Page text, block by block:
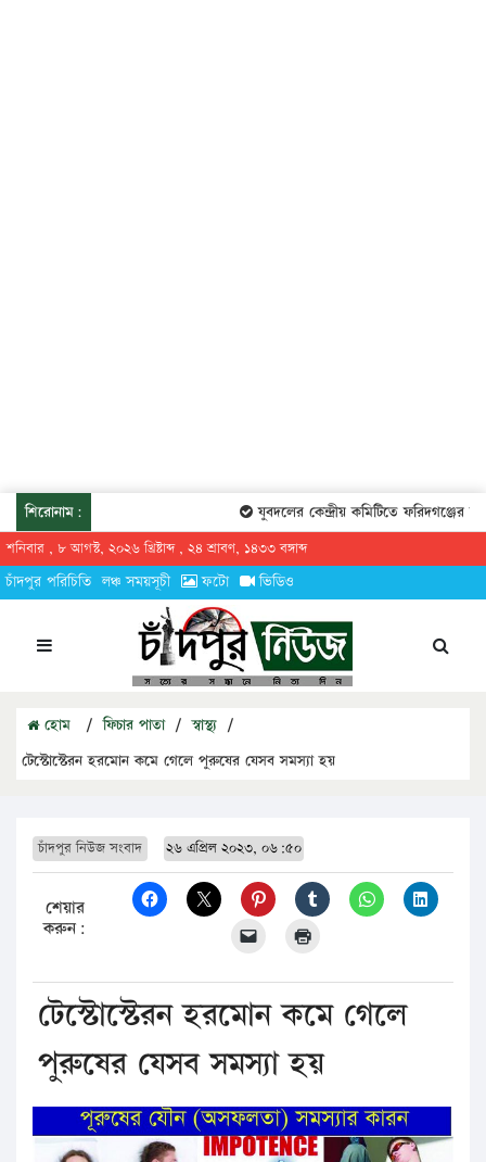
শিরোনাম: যুবদলের কেন্দ্রীয় কমিটিতে ফরিদগঞ্জের তারেকুর
শনিবার , ৮ আগস্ট, ২০২৬ খ্রিষ্টাব্দ , ২৪ শ্রাবণ, ১৪৩৩ বঙ্গাব্দ
চাঁদপুর পরিচিতি লঞ্চ সময়সূচী ফটো ভিডিও
হোম / ফিচার পাতা / স্বাস্থ্য /
টেস্টোস্টেরন হরমোন কমে গেলে পুরুষের যেসব সমস্যা হয়
চাঁদপুর নিউজ সংবাদ ২৬ এপ্রিল ২০২৩, ০৬:৫০
শেয়ার
করুন:
টেস্টোস্টেরন হরমোন কমে গেলে
পুরুষের যেসব সমস্যা হয়